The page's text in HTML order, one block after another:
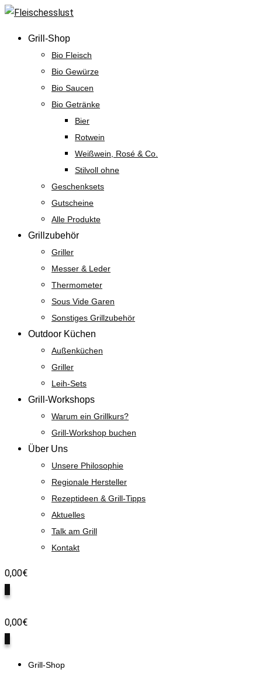
Skip
content
Grill-Shop
Bio Fleisch
Bio Gewürze
Bio Saucen
Bio Getränke
Bier
Rotwein
Weißwein, Rosé & Co.
Stilvoll ohne
Geschenksets
Gutscheine
Alle Produkte
Grillzubehör
Griller
Messer & Leder
Thermometer
Sous Vide Garen
Sonstiges Grillzubehör
Outdoor Küchen
Außenküchen
Griller
Leih-Sets
Grill-Workshops
Warum ein Grillkurs?
Grill-Workshop buchen
Über Uns
Unsere Philosophie
Regionale Hersteller
Rezeptideen & Grill-Tipps
Aktuelles
Talk am Grill
Kontakt
0,00€
0,00€
Grill-Shop